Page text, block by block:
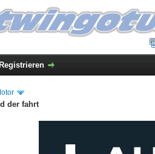
Registrieren
der fahrt